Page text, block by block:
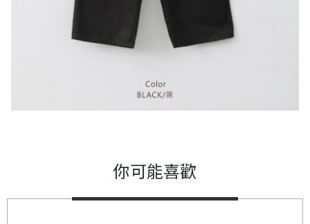
你可能喜歡